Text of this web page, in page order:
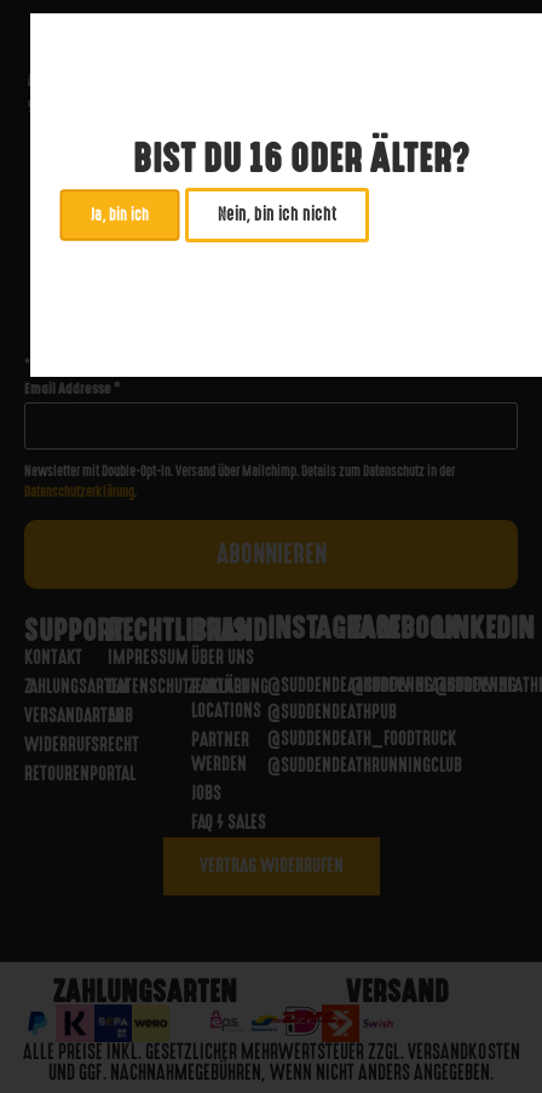
*
Email Addresse*
Newsletter mit Double-Opt-In. Versand über Mailchimp. Details zum Datenschutz in der
Datenschutzerklärung.
SUPPORT
KONTAKT
ZAHLUNGSARTEN
VERSANDARTEN
WIDERRUFSRECHT
RETOURENPORTAL
RECHTLICHES
IMPRESSUM
DATENSCHUTZERKLÄRUNG
AGB
BRAND
ÜBER UNS
PARTNER
LOCATIONS
PARTNER
WERDEN
JOBS
FAQ / SALES
INSTAGRAM
@SUDDENDEATHBREWING
@SUDDENDEATHPUB
@SUDDENDEATH_FOODTRUCK
@SUDDENDEATHRUNNINGCLUB
FACEBOOK
@SUDDENDEATHBREWING
LINKEDIN
VERTRAG WIDERRUFEN
ZAHLUNGSARTEN VERSAND
ALLE PREISE INKL. GESETZLICHER MEHRWERTSTEUER ZZGL. VERSANDKOSTEN
UND GGF. NACHNAHMEGEBÜHREN, WENN NICHT ANDERS ANGEGEBEN.
BIST DU 16 ODER ÄLTER?
Ja, bin ich Nein, bin ich nicht